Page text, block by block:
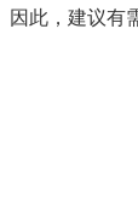
此，建议有